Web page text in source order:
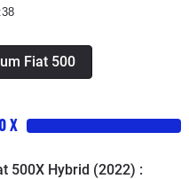
Fiat 500
X
500X Hybrid (2022) :